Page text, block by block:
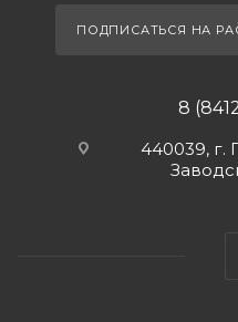
ПОДПИСАТЬСЯ НА
8
440039, г.